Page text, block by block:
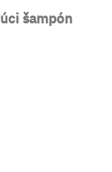
šampón